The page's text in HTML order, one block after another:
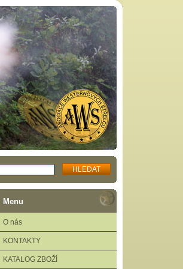
Menu
O nás
KONTAKTY
KATALOG ZBOŽÍ